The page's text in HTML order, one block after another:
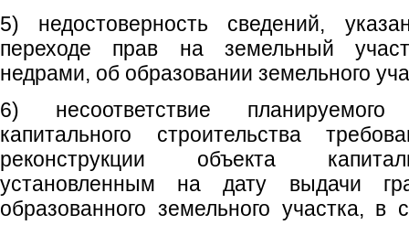
5) недостоверность сведений,
переходе прав на земельный
недрами, об образовании земельного
6) несоответствие
капитального строительства
реконструкции объекта
установленным на дату выдачи
образованного земельного участка, в